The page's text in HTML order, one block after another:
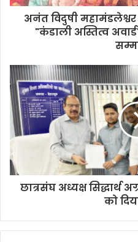
अनंत विदुषी महामंडलेश्वर
"कंडाली अस्तित्व
छात्रसंघ अध्यक्ष सिद्धार्थ
को